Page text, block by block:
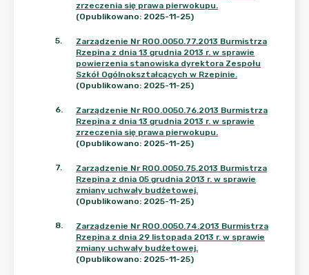
zrzeczenia się prawa pierwokupu.
(Opublikowano: 2025-11-25)
5.
Zarządzenie Nr ROO.0050.77.2013 Burmistrza
Rzepina z dnia 13 grudnia 2013 r. w sprawie
powierzenia stanowiska dyrektora Zespołu
Szkół Ogólnokształcących w Rzepinie.
(Opublikowano: 2025-11-25)
6.
Zarządzenie Nr ROO.0050.76.2013 Burmistrza
Rzepina z dnia 13 grudnia 2013 r. w sprawie
zrzeczenia się prawa pierwokupu.
(Opublikowano: 2025-11-25)
7.
Zarządzenie Nr ROO.0050.75.2013 Burmistrza
Rzepina z dnia 05 grudnia 2013 r. w sprawie
zmiany uchwały budżetowej.
(Opublikowano: 2025-11-25)
8.
Zarządzenie Nr ROO.0050.74.2013 Burmistrza
Rzepina z dnia 29 listopada 2013 r. w sprawie
zmiany uchwały budżetowej.
(Opublikowano: 2025-11-25)